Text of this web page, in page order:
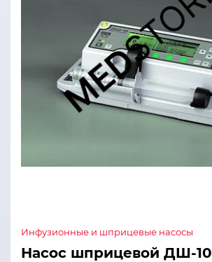
Инфузионные и шприцевые насосы
Насос шприцевой ДШ-10